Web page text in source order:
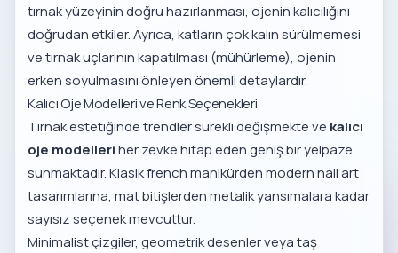
tırnak yüzeyinin doğru hazırlanması, ojenin kalıcılığını
doğrudan etkiler. Ayrıca, katların çok kalın sürülmemesi
ve tırnak uçlarının kapatılması (mühürleme), ojenin
erken soyulmasını önleyen önemli detaylardır.
Kalıcı Oje Modelleri ve Renk Seçenekleri
Tırnak estetiğinde trendler sürekli değişmekte ve kalıcı
oje modelleriher zevke hitap eden geniş bir yelpaze
sunmaktadır. Klasik french manikürden modern nail art
tasarımlarına, mat bitişlerden metalik yansımalara kadar
sayısız seçenek mevcuttur.
Minimalist çizgiler, geometrik desenler veya taş